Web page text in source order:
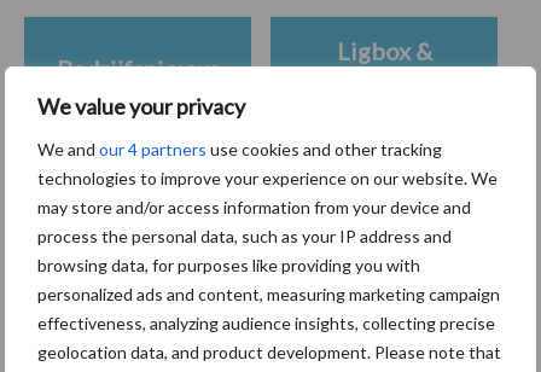
We value your privacy
We and our 4 partners use cookies and other tracking
technologies to improve your experience on our website. We
may store and/or access information from your device and
process the personal data, such as your IP address and
browsing data, for purposes like providing you with
personalized ads and content, measuring marketing campaign
effectiveness, analyzing audience insights, collecting precise
geolocation data, and product development. Please note that
Primaire
Recent nieuws Partner nieuws
Bedrijfsnieuws
Ligbox &
Toon meer